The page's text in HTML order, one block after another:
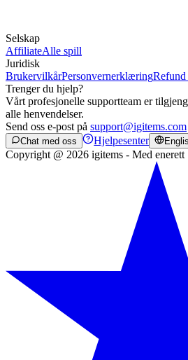
Selskap
AffiliateAlle spill
Juridisk
BrukervilkårPersonvernerklæring
Trenger du hjelp?
Vårt profesjonelle supportteam er
alle henvendelser.
Send oss e-post på support@igitems.com
Chat med oss Hjelpesenter
Copyright @ 2026 igitems - Med enerett